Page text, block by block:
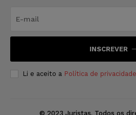
INSCREVER
Li e aceito a Política de privacidade
© 2023 Juristas. Todos os